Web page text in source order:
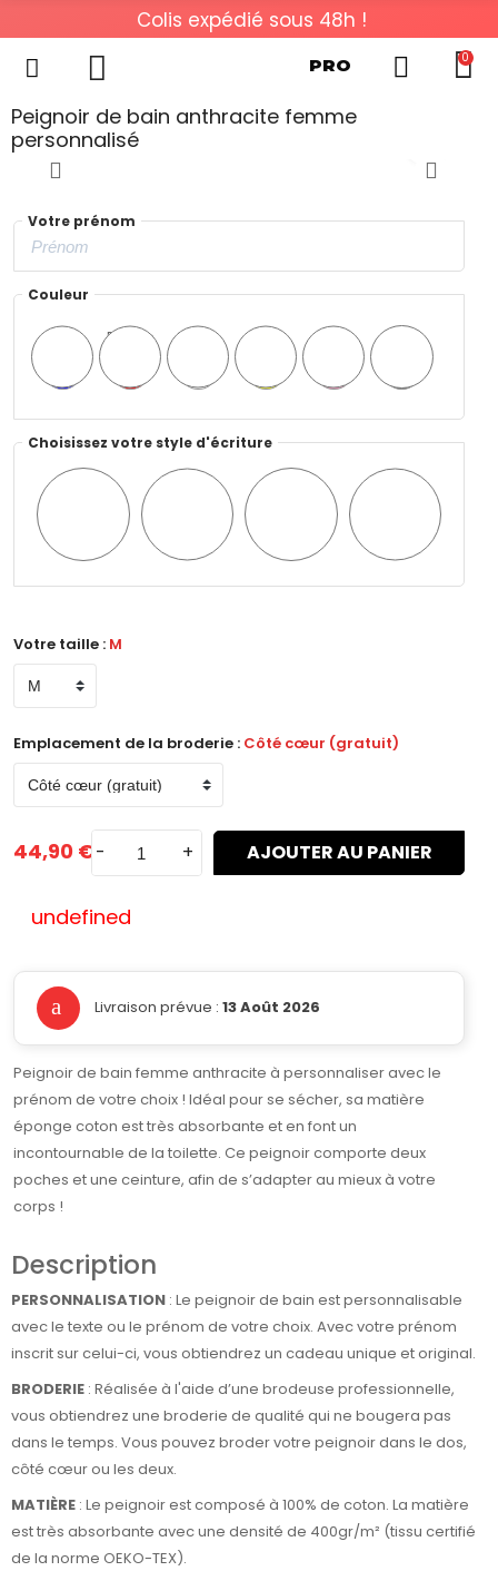
Colis expédié sous 48h !
PRO 0
Peignoir de bain anthracite femme
personnalisé
Votre prénom
Couleur
Bleu Rouge Blanc Jaune Rose Noir
Choisissez votre style d'écriture
Votre taille : M
Emplacement de la broderie : Côté cœur (gratuit)
44,90 € - + AJOUTER AU PANIER
undefined
Livraison prévue : 13 Août 2026
Peignoir de bain femme anthracite à personnaliser avec le
prénom de votre choix ! Idéal pour se sécher, sa matière
éponge coton est très absorbante et en font un
incontournable de la toilette. Ce peignoir comporte deux
poches et une ceinture, afin de s’adapter au mieux à votre
corps !
Description
PERSONNALISATION : Le peignoir de bain est personnalisable
avec le texte ou le prénom de votre choix. Avec votre prénom
inscrit sur celui-ci, vous obtiendrez un cadeau unique et original.
BRODERIE : Réalisée à l'aide d’une brodeuse professionnelle,
vous obtiendrez une broderie de qualité qui ne bougera pas
dans le temps. Vous pouvez broder votre peignoir dans le dos,
côté cœur ou les deux.
MATIÈRE : Le peignoir est composé à 100% de coton. La matière
est très absorbante avec une densité de 400gr/m² (tissu certifié
de la norme OEKO-TEX).